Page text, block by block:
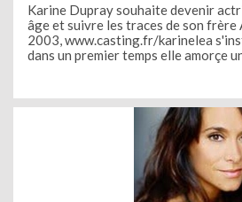
Karine Dupray souhaite devenir
âge et suivre les traces de son frère
2003, www.casting.fr/karinelea
dans un premier temps elle amorçe